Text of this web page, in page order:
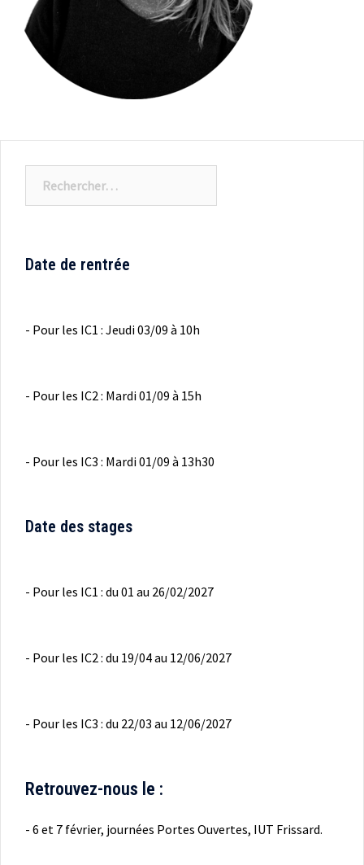
Date de rentrée
- Pour les IC1 : Jeudi 03/09 à 10h
- Pour les IC2 : Mardi 01/09 à 15h
- Pour les IC3 : Mardi 01/09 à 13h30
Date des stages
- Pour les IC1 : du 01 au 26/02/2027
- Pour les IC2 : du 19/04 au 12/06/2027
- Pour les IC3 : du 22/03 au 12/06/2027
Retrouvez-nous le :
- 6 et 7 février, journées Portes Ouvertes, IUT Frissard.